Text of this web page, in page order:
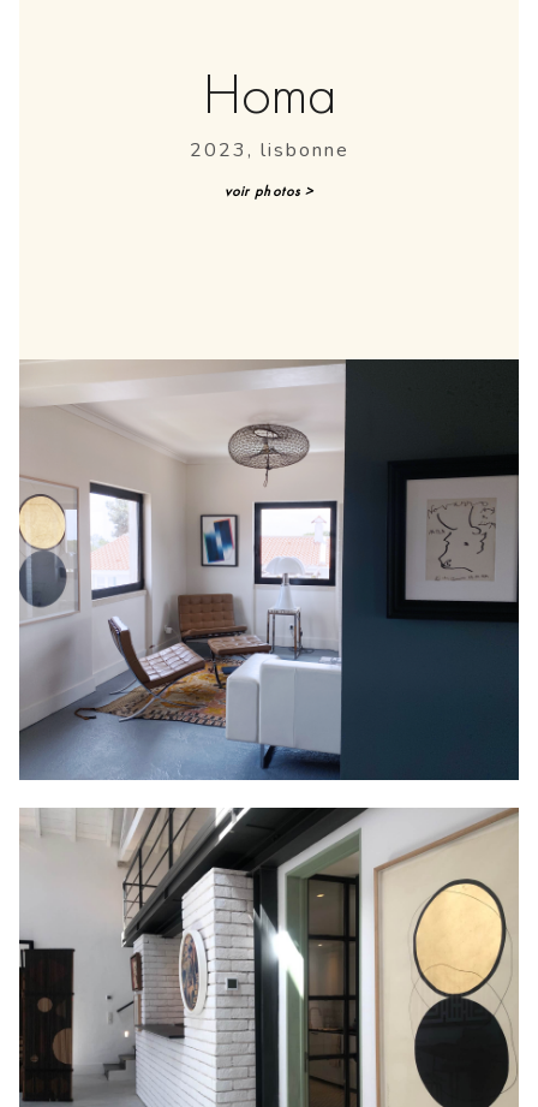
Homa
2023, lisbonne
voir photos >